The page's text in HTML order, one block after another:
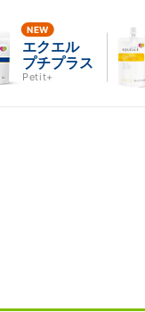
エクエル
プチプラス
Petit+